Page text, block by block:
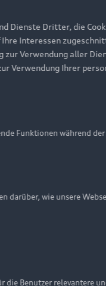
der Embleme am
Dienste Dritter, die
Ihre Interessen
Verwendung aller
Verwendung Ihrer
Funktionen während
darüber, wie unsere
die Benutzer relevantere